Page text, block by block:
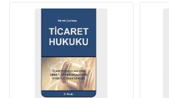
İş Dünyası-Kariyer (5)
Sosyal-Beşeri-İdari Bilimler (5)
Ceza Hukuku (4)
İcra Ve İflas Hukuku (4)
Sigortacılık (4)